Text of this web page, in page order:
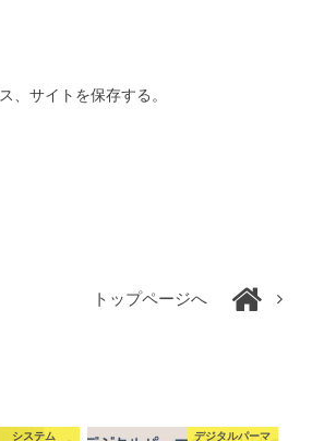
、サイトを保存する。
トップページへ
システム デジタルパーマ